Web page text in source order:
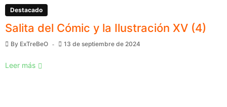
Destacado
Salita del Cómic y la Ilustración XV (4)
By ExTreBeO 13 de septiembre de 2024
Leer más